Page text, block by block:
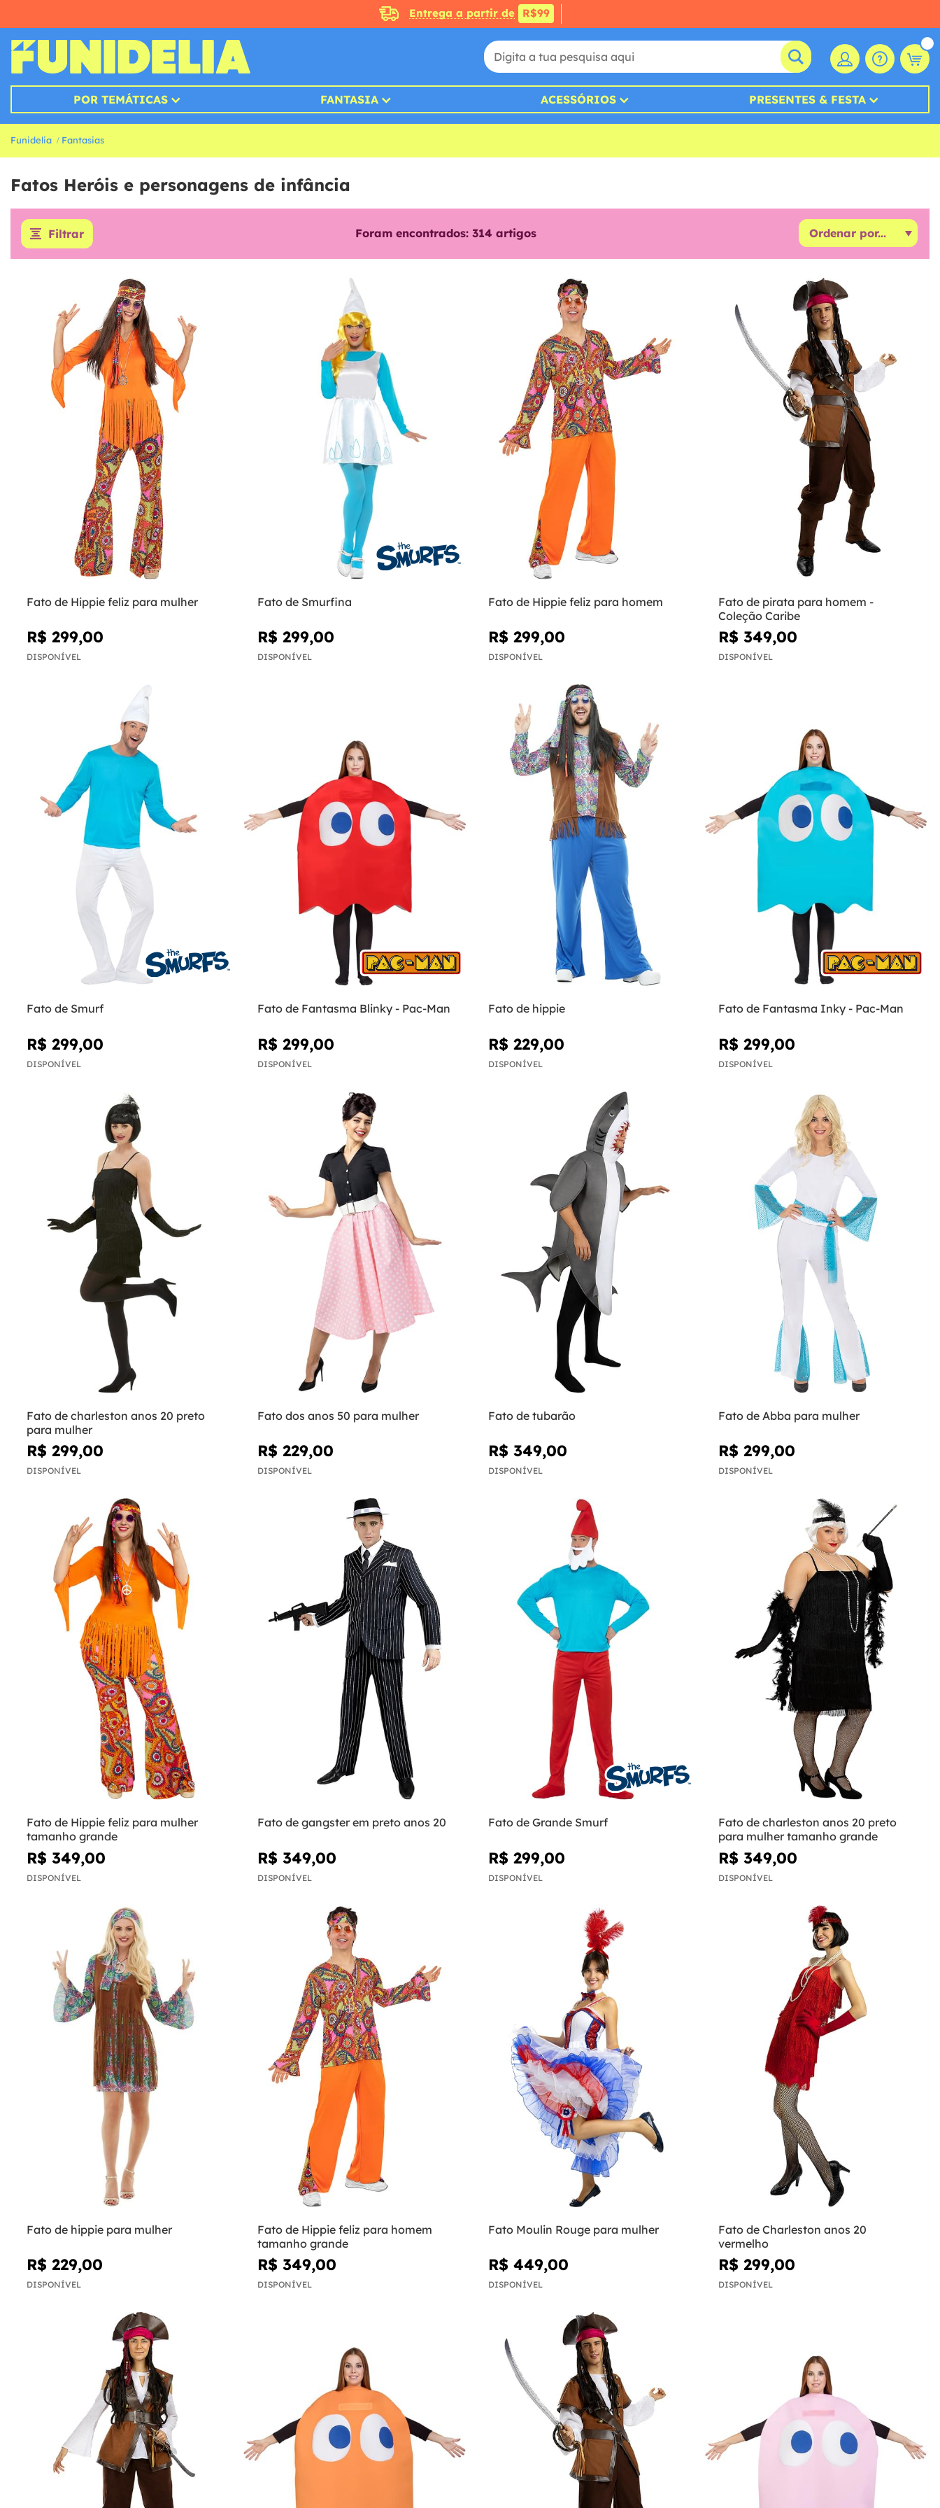
Entrega a partir de R$99
POR TEMÁTICAS FANTASIA ACESSÓRIOS PRESENTES & FESTA
Funidelia Fantasias
Fatos Heróis e personagens de infância
Filtrar Foram encontrados: 314 artigos
Fato de Hippie feliz para mulher
R$ 299,00
DISPONÍVEL
Fato de Smurfina
R$ 299,00
DISPONÍVEL
Fato de Hippie feliz para homem
R$ 299,00
DISPONÍVEL
Fato de pirata para homem -
Coleção Caribe
R$ 349,00
DISPONÍVEL
Fato de Smurf
R$ 299,00
DISPONÍVEL
Fato de Fantasma Blinky - Pac-Man
R$ 299,00
DISPONÍVEL
Fato de hippie
R$ 229,00
DISPONÍVEL
Fato de Fantasma Inky - Pac-Man
R$ 299,00
DISPONÍVEL
Fato de charleston anos 20 preto
para mulher
R$ 299,00
DISPONÍVEL
Fato dos anos 50 para mulher
R$ 229,00
DISPONÍVEL
Fato de tubarão
R$ 349,00
DISPONÍVEL
Fato de Abba para mulher
R$ 299,00
DISPONÍVEL
Fato de Hippie feliz para mulher
tamanho grande
R$ 349,00
DISPONÍVEL
Fato de gangster em preto anos 20
R$ 349,00
DISPONÍVEL
Fato de Grande Smurf
R$ 299,00
DISPONÍVEL
Fato de charleston anos 20 preto
para mulher tamanho grande
R$ 349,00
DISPONÍVEL
Fato de hippie para mulher
R$ 229,00
DISPONÍVEL
Fato de Hippie feliz para homem
tamanho grande
R$ 349,00
DISPONÍVEL
Fato Moulin Rouge para mulher
R$ 449,00
DISPONÍVEL
Fato de Charleston anos 20
vermelho
R$ 299,00
DISPONÍVEL